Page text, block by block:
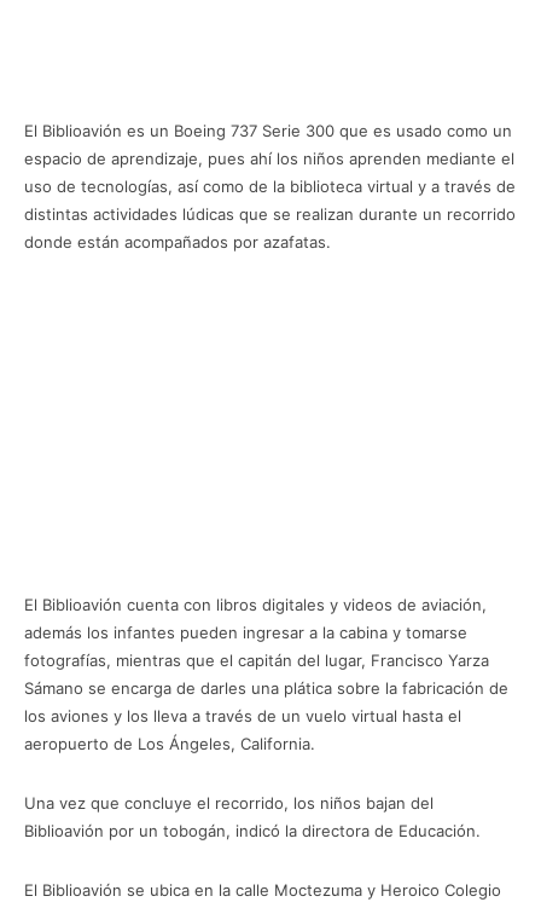
El Biblioavión es un Boeing 737 Serie 300 que es usado como un
espacio de aprendizaje, pues ahí los niños aprenden mediante el
uso de tecnologías, así como de la biblioteca virtual y a través de
distintas actividades lúdicas que se realizan durante un recorrido
donde están acompañados por azafatas.
El Biblioavión cuenta con libros digitales y videos de aviación,
además los infantes pueden ingresar a la cabina y tomarse
fotografías, mientras que el capitán del lugar, Francisco Yarza
Sámano se encarga de darles una plática sobre la fabricación de
los aviones y los lleva a través de un vuelo virtual hasta el
aeropuerto de Los Ángeles, California.
Una vez que concluye el recorrido, los niños bajan del
Biblioavión por un tobogán, indicó la directora de Educación.
El Biblioavión se ubica en la calle Moctezuma y Heroico Colegio